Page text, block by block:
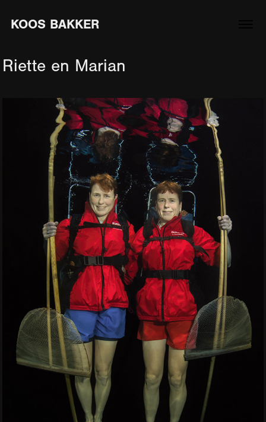
KOOS BAKKER
Riette en Marian